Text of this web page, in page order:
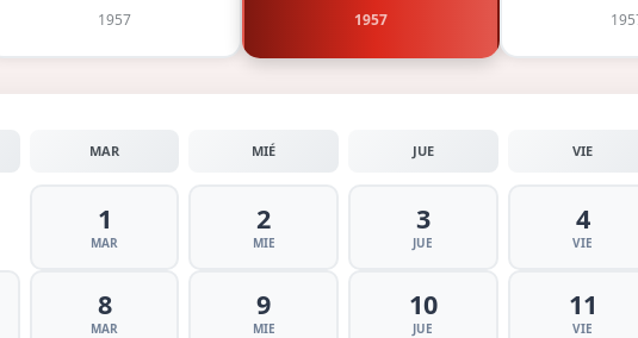
1957 1957
MAR MIÉ JUE VIE
1
MAR
2
MIE
3
JUE
4
VIE
8
MAR
9
MIE
10
JUE
11
VIE